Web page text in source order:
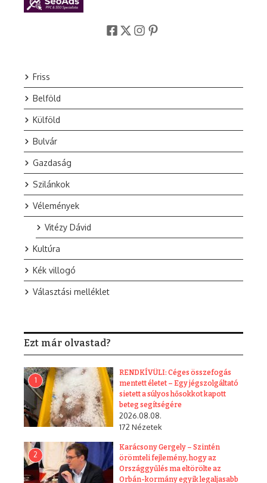
Friss
Belföld
Külföld
Bulvár
Gazdaság
Szilánkok
Vélemények
Vitézy Dávid
Kultúra
Kék villogó
Választási melléklet
Ezt már olvastad?
1
RENDKÍVÜLI: Céges összefogás
mentett életet – Egy jégszolgáltató
sietett a súlyos hősokkot kapott
beteg segítségére
2026.08.08.
172 Nézetek
2
Karácsony Gergely – Szintén
örömteli fejlemény, hogy az
Országgyűlés ma eltörölte az
Orbán-kormány egyik legaljasabb